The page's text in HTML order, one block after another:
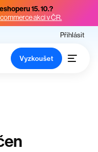
15. 10.?
akci v ČR.
Přihlásit
Vyzkoušet